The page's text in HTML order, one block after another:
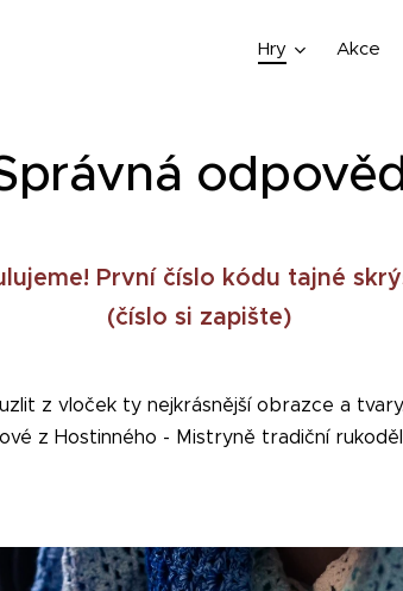
Hry Akce
První číslo kódu tajné
(číslo si zapište)
z vloček ty nejkrásnější obrazce a
z Hostinného - Mistryně tradiční